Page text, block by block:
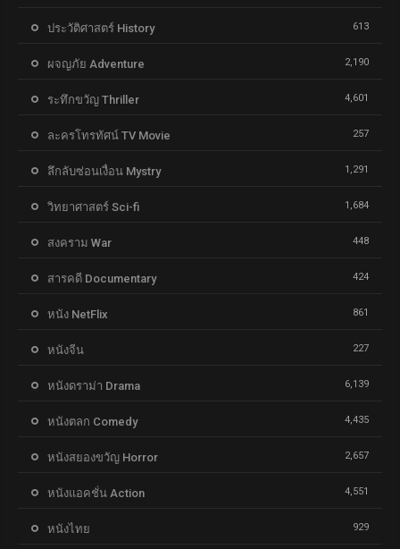
ประวัติศาสตร์ History 613
ผจญภัย Adventure 2,190
ระทึกขวัญ Thriller 4,601
ละครโทรทัศน์ TV Movie 257
ลึกลับซ่อนเงื่อน Mystry 1,291
วิทยาศาสตร์ Sci-fi 1,684
สงคราม War 448
สารคดี Documentary 424
หนัง NetFlix 861
หนังจีน 227
หนังดราม่า Drama 6,139
หนังตลก Comedy 4,435
หนังสยองขวัญ Horror 2,657
หนังแอคชั่น Action 4,551
หนังไทย 929